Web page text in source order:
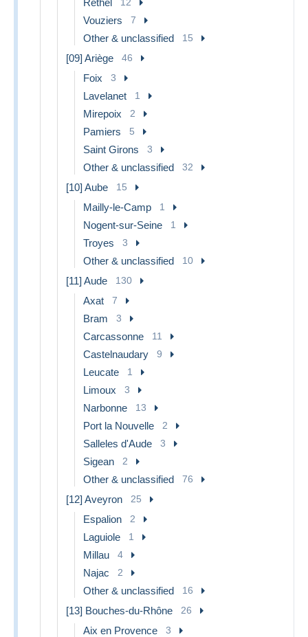
Vouziers 7
Other & unclassified 15
[09] Ariège 46
Foix 3
Lavelanet 1
Mirepoix 2
Pamiers 5
Saint Girons 3
Other & unclassified 32
[10] Aube 15
Mailly-le-Camp 1
Nogent-sur-Seine 1
Troyes 3
Other & unclassified 10
[11] Aude 130
Axat 7
Bram 3
Carcassonne 11
Castelnaudary 9
Leucate 1
Limoux 3
Narbonne 13
Port la Nouvelle 2
Salleles d'Aude 3
Sigean 2
Other & unclassified 76
[12] Aveyron 25
Espalion 2
Laguiole 1
Millau 4
Najac 2
Other & unclassified 16
[13] Bouches-du-Rhône 26
Aix en Provence 3